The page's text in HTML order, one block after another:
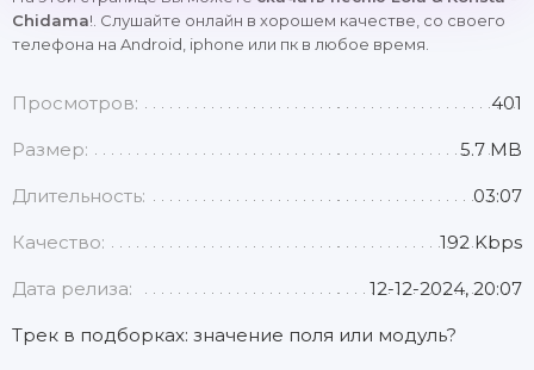
Chidama!. Слушайте онлайн в хорошем качестве, со своего
телефона на Android, iphone или пк в любое время.
Просмотров: 401
Размер: 5.7 MB
Длительность: 03:07
Качество: 192 Kbps
Дата релиза: 12-12-2024, 20:07
Трек в подборках: значение поля или модуль?